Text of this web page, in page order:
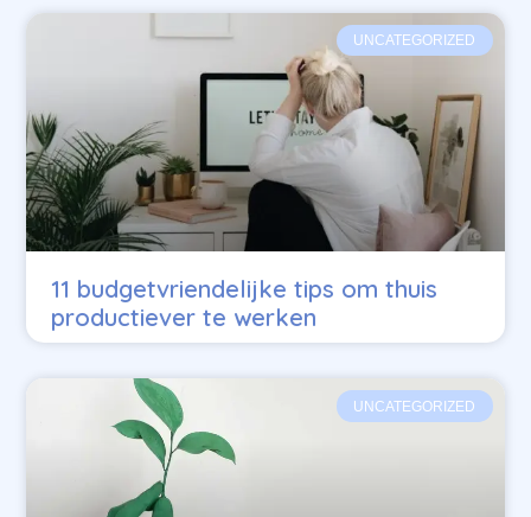
UNCATEGORIZED
11 budgetvriendelijke tips om thuis
productiever te werken
UNCATEGORIZED